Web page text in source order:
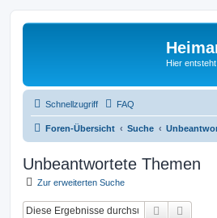
Hier
Schnellzugriff FAQ
Foren-Übersicht Suche
Unbeantwortete Themen
Zur erweiterten Suche
Suche